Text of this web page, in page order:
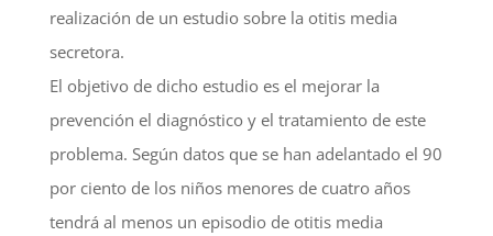
realización de un estudio sobre la otitis media
secretora.
El objetivo de dicho estudio es el mejorar la
prevención el diagnóstico y el tratamiento de este
problema. Según datos que se han adelantado el 90
por ciento de los niños menores de cuatro años
tendrá al menos un episodio de otitis media